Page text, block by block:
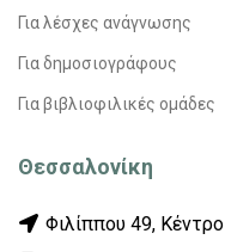
Για λέσχες ανάγνωσης
Για δημοσιογράφους
Για βιβλιοφιλικές ομάδες
Θεσσαλονίκη
Φιλίππου 49, Κέντρο